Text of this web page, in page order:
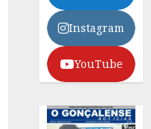
Instagram
YouTube